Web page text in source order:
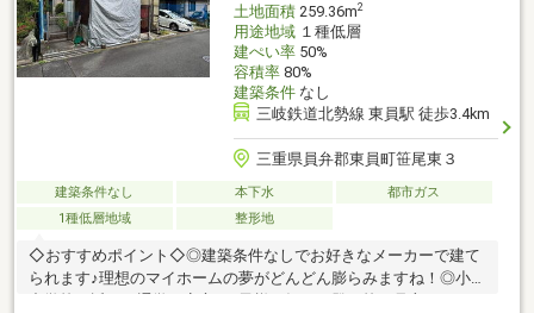
土地面積259.36m2
用途地域１種低層
建ぺい率50%
容積率80%
建築条件なし
三岐鉄道北勢線 東員駅 徒歩3.4km
三重県員弁郡東員町笹尾東３
建築条件なし 本下水
都市ガス
1種低層地域
整形地
◇おすすめポイント◇◎建築条件なしでお好きなメーカーで建て
られます♪理想のマイホームの夢がどんどん膨らみますね！◎小・